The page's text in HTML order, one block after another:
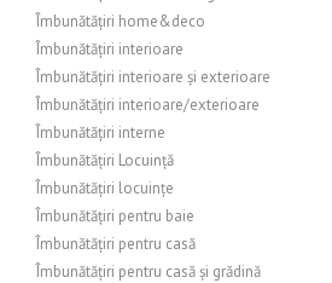
Îmbunătățiri home&deco
Îmbunătățiri interioare
Îmbunătățiri interioare și exterioare
Îmbunătățiri interioare/exterioare
Îmbunătățiri interne
Îmbunătățiri Locuință
Îmbunătățiri locuințe
Îmbunătățiri pentru baie
Îmbunătățiri pentru casă
Îmbunătățiri pentru casă și grădină